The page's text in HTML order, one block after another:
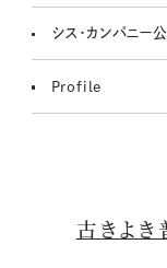
シス・カンパニー
Profile
古きよき